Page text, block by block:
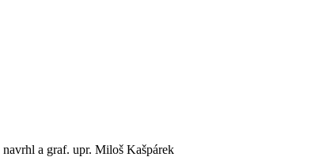
a graf. upr. Miloš Kašpárek